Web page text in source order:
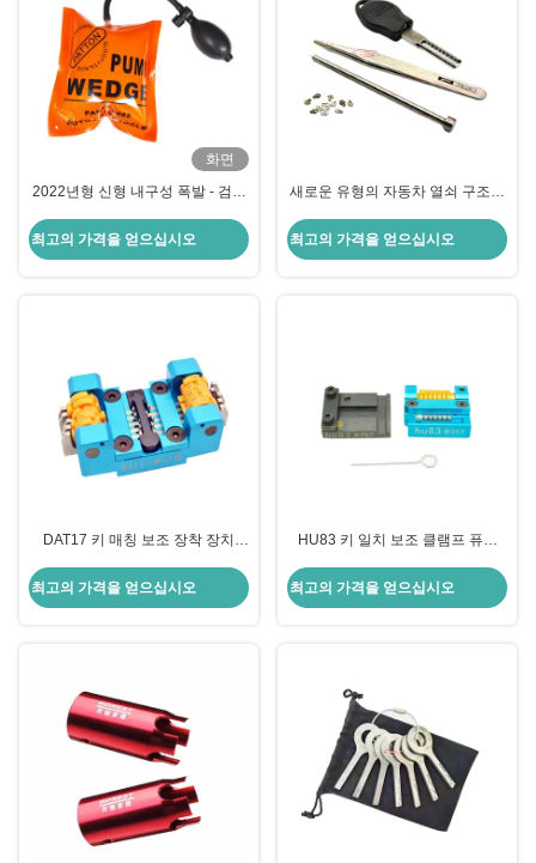
화면
2022년형 신형 내구성 폭발 - 검증
최고의 가격을 얻으십시오
새로운 유형의 자동차 열쇠 구조조
응하는 열쇠공 도구
최고의 가격을 얻으십시오
DAT17 키 매칭 보조 장착 장치
최고의 가격을 얻으십시오
HU83 키 일치 보조 클램프 퓨조
최고의 가격을 얻으십시오